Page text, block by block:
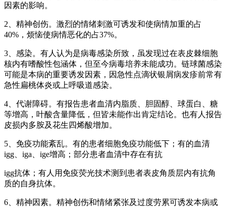
因素的影响。
2、精神创伤。激烈的情绪刺激可诱发和使病情加重的占
40%，烦恼使病情恶化的占37%。
3、感染。有人认为是病毒感染所致，虽发现过在表皮棘细胞
核内有嗜酸性包涵体，但至今病毒培养未能成功。链球菌感染
可能是本病的重要诱发因素，因急性点滴状银屑病发疹前常有
急性扁桃体炎或上呼吸道感染。
4、代谢障碍。有报告患者血清内脂质、胆固醇、球蛋白、糖
等增高，叶酸含量降低，但皆未能作出肯定结论。也有人报告
皮损内多胺及花生四烯酸增加。
5、免疫功能紊乱。有的患者细胞免疫功能低下；有的血清
igg、iga、ige增高；部分患者血清中存在有抗
igg抗体；有人用免疫荧光技术测到患者表皮角质层内有抗角
质的自身抗体。
6、精神因素。精神创伤和情绪紧张及过度劳累可诱发本病或